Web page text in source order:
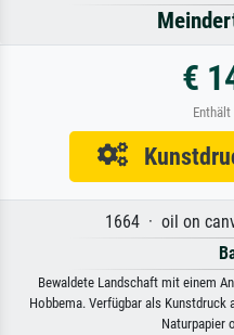
€
Enthält
1664 · oil on
Bewaldete Landschaft mit einem
Hobbema. Verfügbar als Kunstdruck
Naturpapier